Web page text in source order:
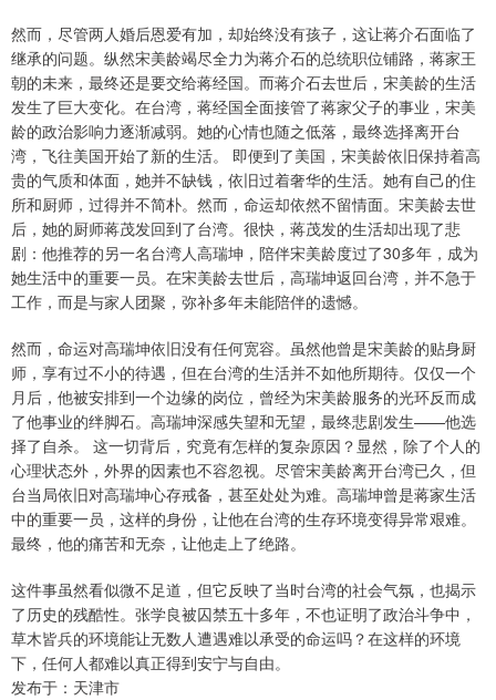
然而，尽管两人婚后恩爱有加，却始终没有孩子，这让蒋介石面临了
继承的问题。纵然宋美龄竭尽全力为蒋介石的总统职位铺路，蒋家王
朝的未来，最终还是要交给蒋经国。而蒋介石去世后，宋美龄的生活
发生了巨大变化。在台湾，蒋经国全面接管了蒋家父子的事业，宋美
龄的政治影响力逐渐减弱。她的心情也随之低落，最终选择离开台
湾，飞往美国开始了新的生活。 即便到了美国，宋美龄依旧保持着高
贵的气质和体面，她并不缺钱，依旧过着奢华的生活。她有自己的住
所和厨师，过得并不简朴。然而，命运却依然不留情面。宋美龄去世
后，她的厨师蒋茂发回到了台湾。很快，蒋茂发的生活却出现了悲
剧：他推荐的另一名台湾人高瑞坤，陪伴宋美龄度过了30多年，成为
她生活中的重要一员。在宋美龄去世后，高瑞坤返回台湾，并不急于
工作，而是与家人团聚，弥补多年未能陪伴的遗憾。
然而，命运对高瑞坤依旧没有任何宽容。虽然他曾是宋美龄的贴身厨
师，享有过不小的待遇，但在台湾的生活并不如他所期待。仅仅一个
月后，他被安排到一个边缘的岗位，曾经为宋美龄服务的光环反而成
了他事业的绊脚石。高瑞坤深感失望和无望，最终悲剧发生——他选
择了自杀。 这一切背后，究竟有怎样的复杂原因？显然，除了个人的
心理状态外，外界的因素也不容忽视。尽管宋美龄离开台湾已久，但
台当局依旧对高瑞坤心存戒备，甚至处处为难。高瑞坤曾是蒋家生活
中的重要一员，这样的身份，让他在台湾的生存环境变得异常艰难。
最终，他的痛苦和无奈，让他走上了绝路。
这件事虽然看似微不足道，但它反映了当时台湾的社会气氛，也揭示
了历史的残酷性。张学良被囚禁五十多年，不也证明了政治斗争中，
草木皆兵的环境能让无数人遭遇难以承受的命运吗？在这样的环境
下，任何人都难以真正得到安宁与自由。
发布于：天津市